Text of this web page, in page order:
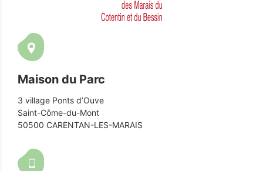
Maison du Parc
3 village Ponts d’Ouve
Saint-Côme-du-Mont
50500 CARENTAN-LES-MARAIS